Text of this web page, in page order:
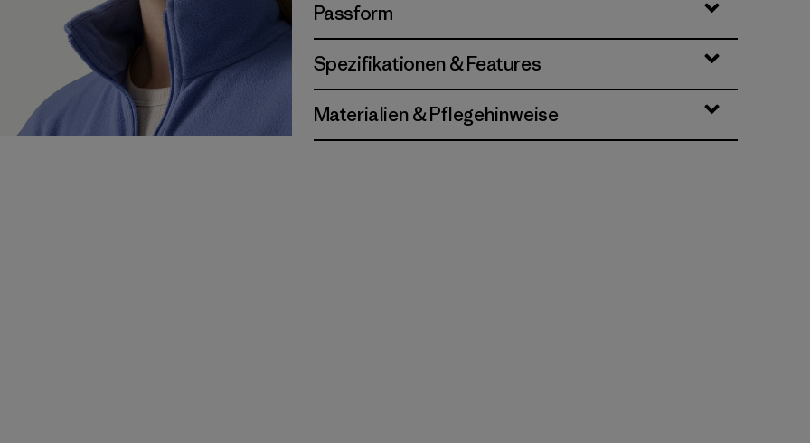
Passform
Spezifikationen & Features
Materialien & Pflegehinweise